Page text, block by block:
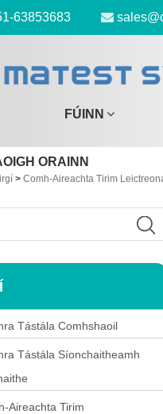
63853683
FÚINN
ORAINN
> Comh-Aireachta Tirim
Tástála Comhshaoil
Tástála Síonchaitheamh
Aireachta Tirim